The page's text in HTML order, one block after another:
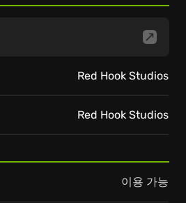
Red Hook Studios
Red Hook Studios
이용 가능